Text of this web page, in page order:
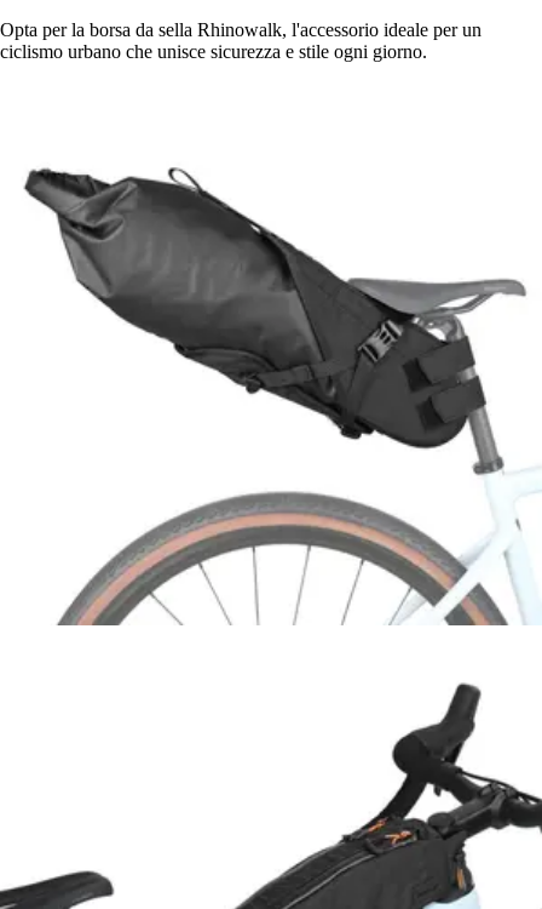
Opta per la borsa da sella Rhinowalk, l'accessorio ideale per un
ciclismo urbano che unisce sicurezza e stile ogni giorno.